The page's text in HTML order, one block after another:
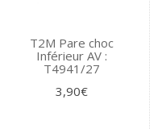
T2M Pare choc
Inférieur AV :
T4941/27
3,90€